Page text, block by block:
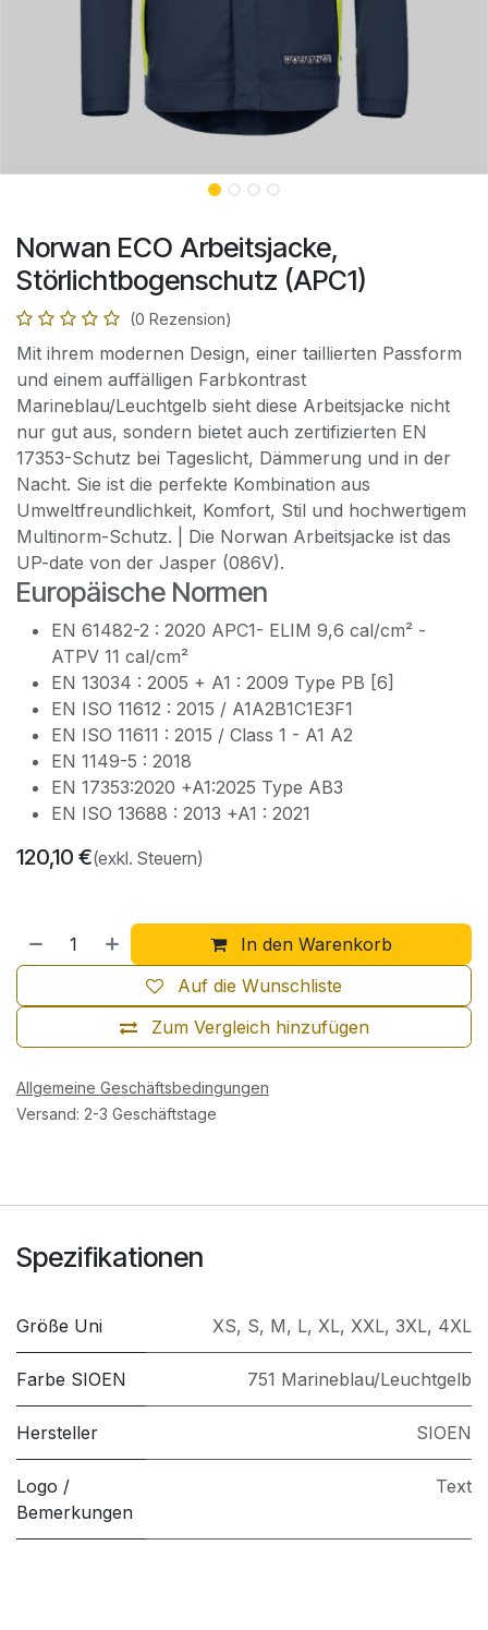
Norwan ECO Arbeitsjacke,
Störlichtbogenschutz (APC1)
(0 Rezension)
Mit ihrem modernen Design, einer taillierten Passform
und einem auffälligen Farbkontrast
Marineblau/Leuchtgelb sieht diese Arbeitsjacke nicht
nur gut aus, sondern bietet auch zertifizierten EN
17353-Schutz bei Tageslicht, Dämmerung und in der
Nacht. Sie ist die perfekte Kombination aus
Umweltfreundlichkeit, Komfort, Stil und hochwertigem
Multinorm-Schutz. | Die Norwan Arbeitsjacke ist das
UP-date von der Jasper (086V).
Europäische Normen
EN 61482-2 : 2020 APC1- ELIM 9,6 cal/cm² -
ATPV 11 cal/cm²
EN 13034 : 2005 + A1 : 2009 Type PB [6]
EN ISO 11612 : 2015 / A1A2B1C1E3F1
EN ISO 11611 : 2015 / Class 1 - A1 A2
EN 1149-5 : 2018
EN 17353:2020 +A1:2025 Type AB3
EN ISO 13688 : 2013 +A1 : 2021
120,10 €(exkl. Steuern)
In den Warenkorb
Zum Vergleich hinzufügen
Auf die Wunschliste
Allgemeine Geschäftsbedingungen
Versand: 2-3 Geschäftstage
Spezifikationen
Größe Uni XS, S, M, L, XL, XXL, 3XL, 4XL
Farbe SIOEN 751 Marineblau/Leuchtgelb
Hersteller SIOEN
Logo /
Bemerkungen
Text